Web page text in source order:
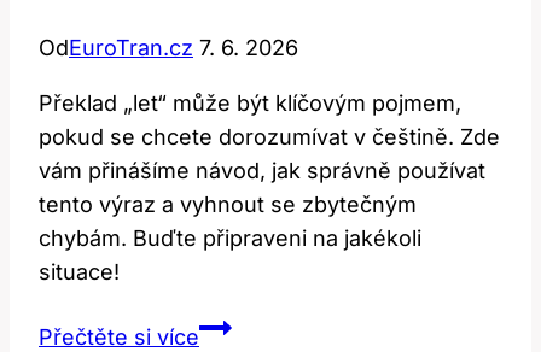
OdEuroTran.cz 7. 6. 2026
Překlad „let“ může být klíčovým pojmem,
pokud se chcete dorozumívat v češtině. Zde
vám přinášíme návod, jak správně používat
tento výraz a vyhnout se zbytečným
chybám. Buďte připraveni na jakékoli
situace!
Přečtěte si vícePřeklad